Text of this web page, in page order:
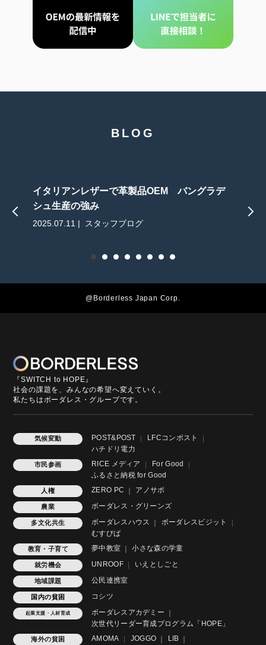
BLOG
イタリアンレザーで革製品OEM バングラデ
シュ生産の強み
2025.07.11 | スタッフブログ
@Borderless Japan Corp.
『SWITCH to HOPE』
社会の課題を、みんなの希望へ変えていく。
私たちはボーダレス・グループです。
気候変動 POST&POST
LFCコンポスト
ハチドリ電力
市民参画 RICE メディア
For Good
ふるさと納税 for Good
人権 ZERO PC アノサポ
農業 ボーダレス・グリーンズ
多文化共生 ボーダレスハウス
ボーダレスビジット
むすびば
教育・子育て 夢中教室 小さな森の学童
就労機会 UNROOF いえとしごと
地域課題 公民連携室
国内の貧困 コシツ
起業支援・人材育成
ボーダレスアカデミー
次世代リーダー育成プログラム「HOPE」
海外の貧困 AMOMA JOGGO LIB